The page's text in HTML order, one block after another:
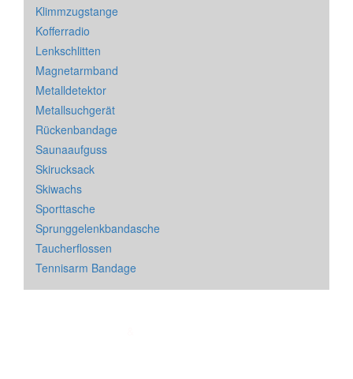
Klimmzugstange
Kofferradio
Lenkschlitten
Magnetarmband
Metalldetektor
Metallsuchgerät
Rückenbandage
Saunaaufguss
Skirucksack
Skiwachs
Sporttasche
Sprunggelenkbandasche
Taucherflossen
Tennisarm Bandage